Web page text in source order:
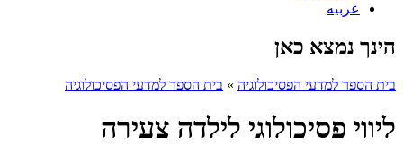
عربيه
הינך נמצא כאן
בית הספר למדעי הפסיכולוגיה » בית הספר למדעי הפסיכולוגיה
ליווי פסיכולוגי לילדה צעירה